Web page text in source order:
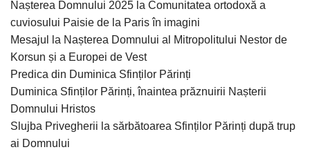
Nașterea Domnului 2025 la Comunitatea ortodoxă a
cuviosului Paisie de la Paris în imagini
Mesajul la Nașterea Domnului al Mitropolitului Nestor de
Korsun și a Europei de Vest
Predica din Duminica Sfinților Părinți
Duminica Sfinților Părinți, înaintea prăznuirii Nașterii
Domnului Hristos
Slujba Privegherii la sărbătoarea Sfinților Părinți după trup
ai Domnului